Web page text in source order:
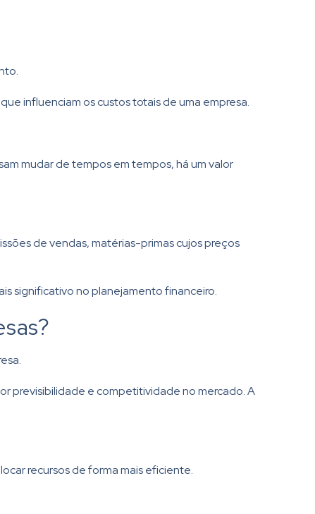
influenciam os custos totais de uma empresa.
mudar de tempos em tempos, há um valor
de vendas, matérias-primas cujos preços
significativo no planejamento financeiro.
previsibilidade e competitividade no mercado. A
recursos de forma mais eficiente.